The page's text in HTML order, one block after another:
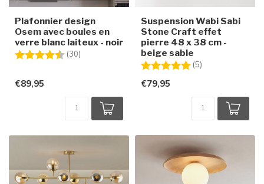
Plafonnier design
Osem avec boules en
verre blanc laiteux - noir
Note:
(30)
€89,95
Suspension Wabi Sabi
Stone Craft effet
pierre 48 x 38 cm -
beige sable
Note:
(5)
€79,95